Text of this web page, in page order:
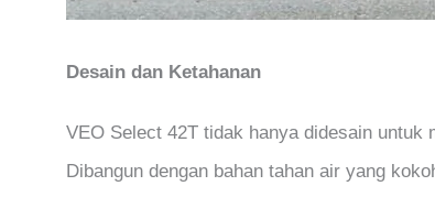
Desain dan Ketahanan
VEO Select 42T tidak hanya didesain untuk
Dibangun dengan bahan tahan air yang